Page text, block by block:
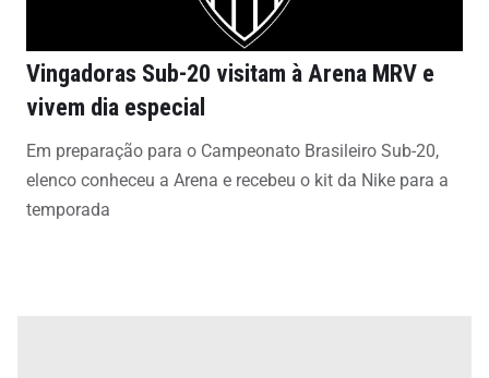
Vingadoras Sub-20 visitam à Arena MRV e
vivem dia especial
Em preparação para o Campeonato Brasileiro Sub-20,
elenco conheceu a Arena e recebeu o kit da Nike para a
temporada